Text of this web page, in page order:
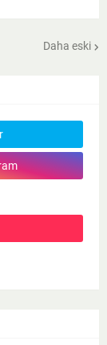
Daha eski